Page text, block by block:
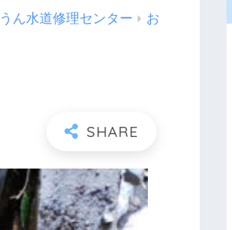
ん水道修理センター
お